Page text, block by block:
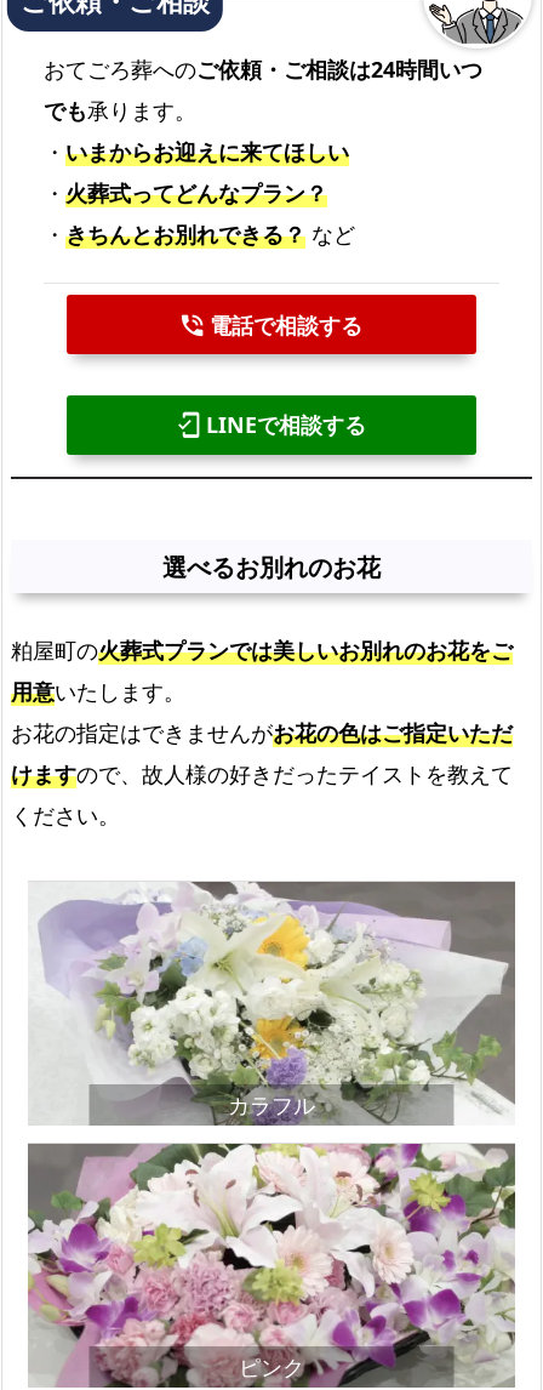
おてごろ葬へのご依頼・ご相談は24時間いつ
でも承ります。
・ いまからお迎えに来てほしい
・ 火葬式ってどんなプラン？
・ きちんとお別れできる？など
phone_in_talk電話で相談する
mobile_friendly LINEで相談する
選べるお別れのお花
粕屋町の火葬式プランでは美しいお別れのお花をご
用意いたします。
お花の指定はできませんがお花の色はご指定いただ
けますので、故人様の好きだったテイストを教えて
ください。
カラフル
ピンク